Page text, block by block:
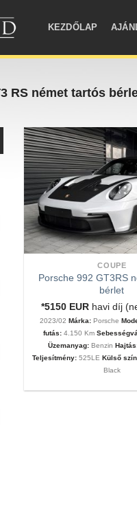
KEZDŐLAP
RS német tartós
COUPE
Porsche 992 GT3RS
bérlet
*5150 EUR havi díj
2023/02Márka: Porsche
futás: 4.150 Km
Üzemanyag:Benzin
Teljesítmény:525LE Külső
Black